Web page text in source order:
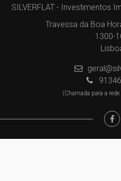
SILVERFLAT - Investimentos
Travessa da Boa
1300-
(Chamada para a